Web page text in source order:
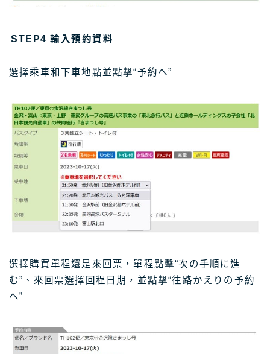
STEP4 輸入預約資料
選擇乘車和下車地點並點擊“予約へ”
選擇購買單程還是來回票，單程點擊“次の手順に進
む”、來回票選擇回程日期，並點擊“往路かえりの予約
へ”